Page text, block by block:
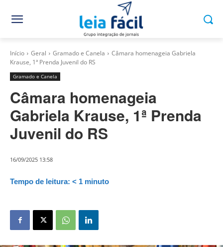
Início Geral Gramado e Canela
Câmara homenageia Gabriela
Krause, 1ª Prenda Juvenil do RS
Gramado e Canela
Câmara homenageia
Gabriela Krause, 1ª Prenda
Juvenil do RS
16/09/2025 13:58
Tempo de leitura: < 1 minuto